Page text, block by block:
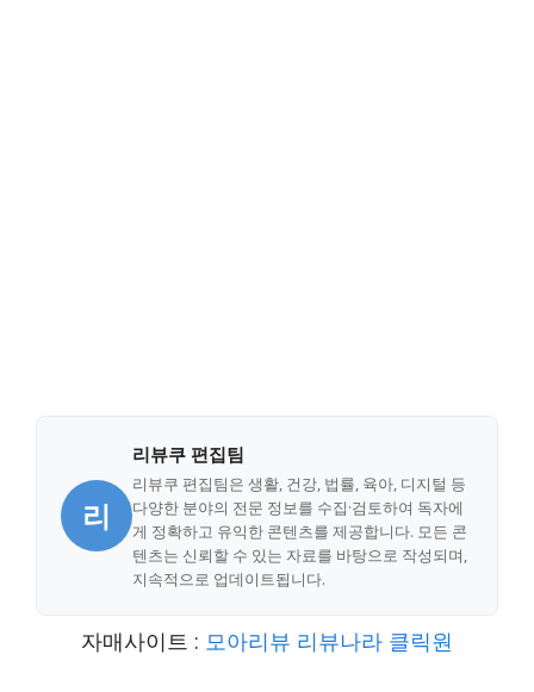
리
리뷰쿠 편집팀
리뷰쿠 편집팀은 생활, 건강, 법률, 육아, 디지털 등
다양한 분야의 전문 정보를 수집·검토하여 독자에
게 정확하고 유익한 콘텐츠를 제공합니다. 모든 콘
텐츠는 신뢰할 수 있는 자료를 바탕으로 작성되며,
지속적으로 업데이트됩니다.
자매사이트 : 모아리뷰 리뷰나라 클릭원